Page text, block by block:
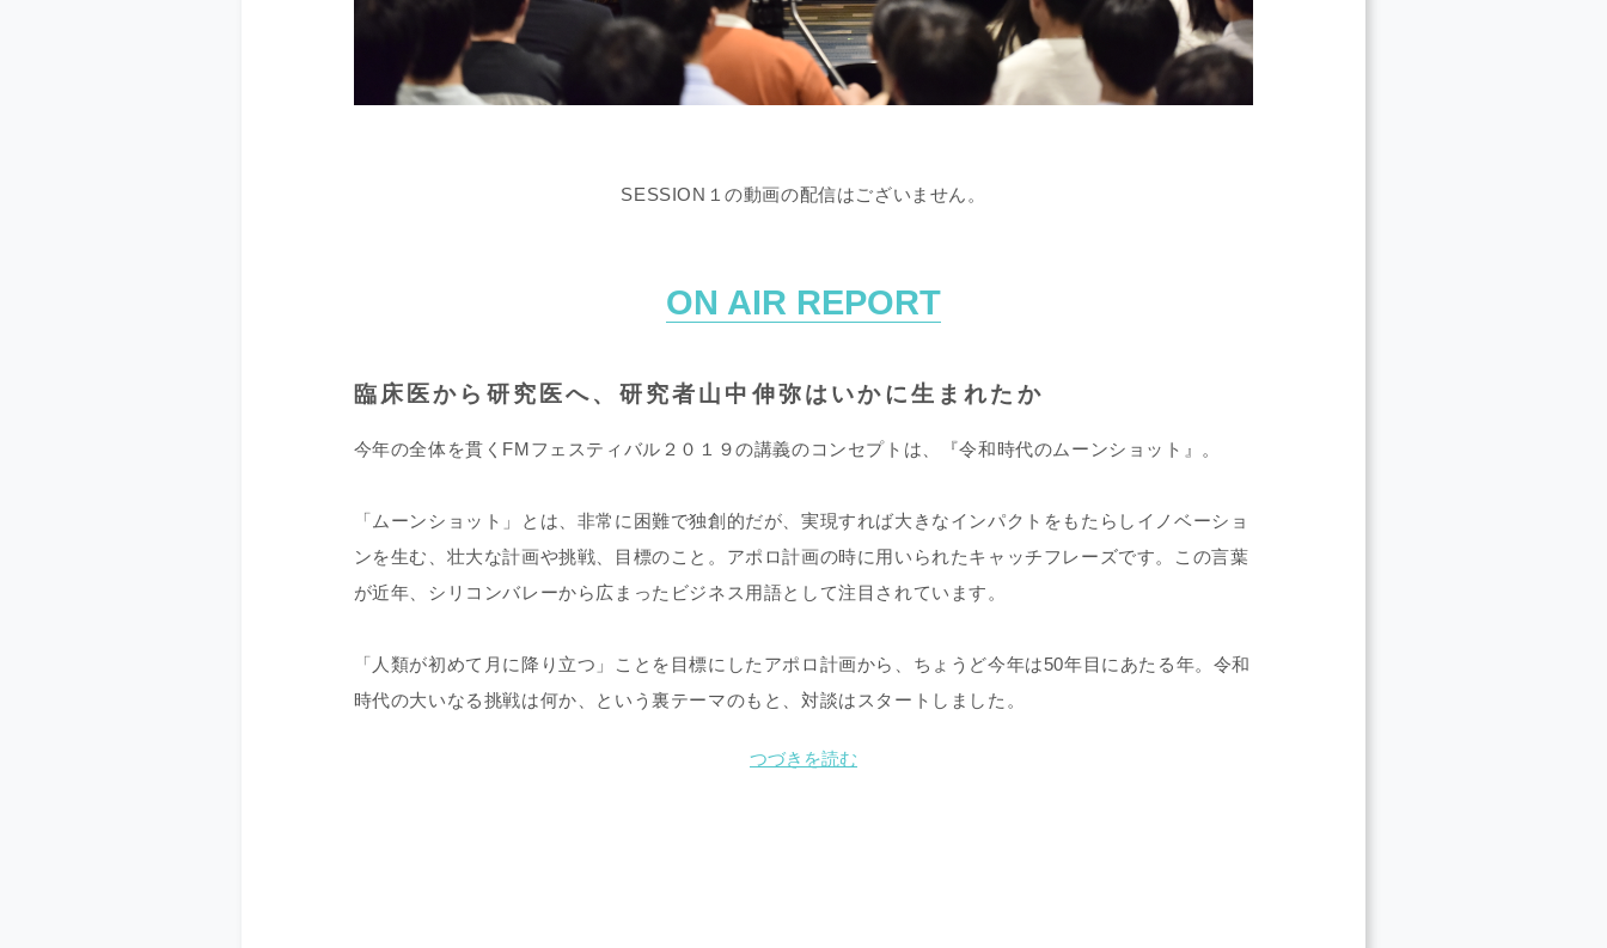
SESSION１の動画の配信はございません。
ON AIR REPORT
臨床医から研究医へ、研究者山中伸弥はいかに生まれたか
今年の全体を貫くFMフェスティバル２０１９の講義のコンセプトは、『令和時代のムーンショット』。
「ムーンショット」とは、非常に困難で独創的だが、実現すれば大きなインパクトをもたらしイノベーショ
ンを生む、壮大な計画や挑戦、目標のこと。アポロ計画の時に用いられたキャッチフレーズです。この言葉
が近年、シリコンバレーから広まったビジネス用語として注目されています。
「人類が初めて月に降り立つ」ことを目標にしたアポロ計画から、ちょうど今年は50年目にあたる年。令和
時代の大いなる挑戦は何か、という裏テーマのもと、対談はスタートしました。
つづきを読む